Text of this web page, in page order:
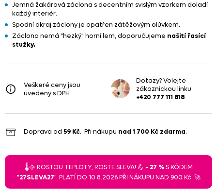
Jemná žakárová záclona s decentním svislým vzorkem doladí
každý interiér.
Spodní okraj záclony je opatřen zátěžovým olůvkem.
Záclona nemá "hezký" horní lem, doporučujeme našití řasící
stužky.
Veškeré ceny jsou
uvedeny s DPH
Dotazy? Volejte
zákaznickou linku
+420 777 111 818
Doprava od 59 Kč. Při nákupu nad 1 700 Kč zdarma.
🌡️🌞 ROSTOU TEPLOTY, ROSTE SLEVA! 💪 - 27 %S KÓDEM
"27SLEVA27". PLATÍ DO 10.8.2026 PŘI NÁKUPU NAD 900 Kč. 🚀